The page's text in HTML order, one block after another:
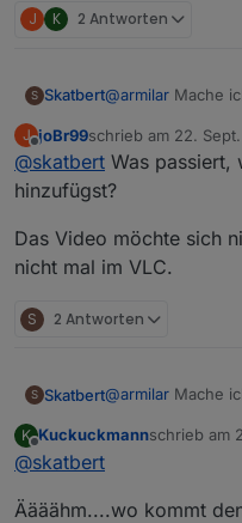
neulich
J K 2 Antworten
S Skatbert@armilar Mache
kann man hier
mal sehen
Video.avi
Panel Stromlos,
J
Offline
joBr99schrieb am 22.
zuletzt editiert von
@skatbert Was passiert,
hinzufügst?
Das Video möchte sich
nicht mal im VLC.
S 2 Antworten
S Skatbert@armilar Mache
kann man hier
Video.avi
neu gestartet
K
Offline
Kuckuckmannschrieb am
zuletzt
@skatbert
Äääähm....wo kommt